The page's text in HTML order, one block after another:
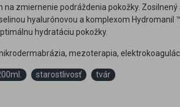
zmiernenie podráždenia pokožky.
hyalurónovou a komplexom Hydromanil
hydratáciu pokožky.
mezoterapia,
starostlivosť tvár